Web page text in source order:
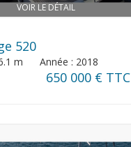
VOIR LE DÉTAIL
520
m Année : 2018
650 000 € TTC